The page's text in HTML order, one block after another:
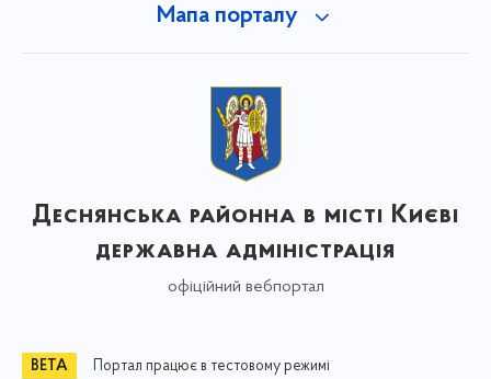
Мапа порталу
Деснянська районна в місті Києві
державна адміністрація
офіційний вебпортал
Портал працює в тестовому режимі